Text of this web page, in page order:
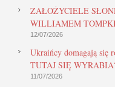
ZAŁOŻYCIELE
WILLIAMEM
12/07/2026
Ukraińcy domagają się
TUTAJ SIĘ
11/07/2026